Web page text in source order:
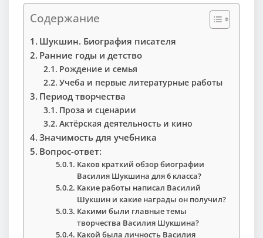
Содержание
Шукшин. Биография писателя
Ранние годы и детство
Рождение и семья
Учеба и первые литературные работы
Период творчества
Проза и сценарии
Актёрская деятельность и кино
Значимость для учебника
Вопрос-ответ:
Каков краткий обзор биографии
Василия Шукшина для 6 класса?
Какие работы написал Василий
Шукшин и какие награды он получил?
Какими были главные темы
творчества Василия Шукшина?
Какой была личность Василия